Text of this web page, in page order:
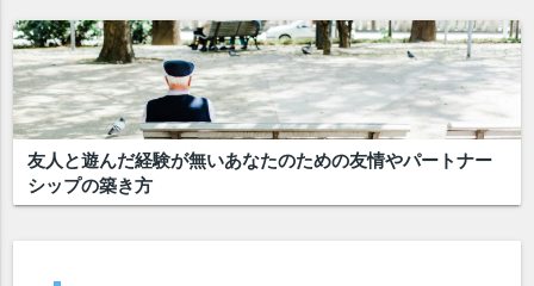
友人と遊んだ経験が無いあなたのための友情やパートナー
シップの築き方